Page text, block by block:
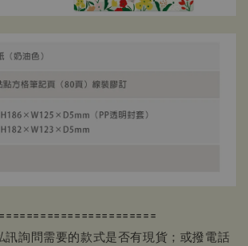
詢問需要的款式是否有現貨；或撥電話